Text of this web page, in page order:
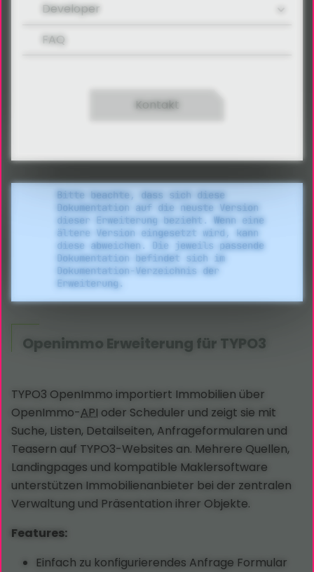
Bitte beachte, dass sich diese
Dokumentation auf die neuste Version
dieser Erweiterung bezieht. Wenn eine
ältere Version eingesetzt wird, kann
diese abweichen. Die jeweils passende
Dokumentation befindet sich im
Dokumentation-Verzeichnis der
Erweiterung.
Openimmo Erweiterung für TYPO3
TYPO3 OpenImmo importiert Immobilien über
OpenImmo-API oder Scheduler und zeigt sie mit
Suche, Listen, Detailseiten, Anfrageformularen und
Teasern auf TYPO3-Websites an. Mehrere Quellen,
Landingpages und kompatible Maklersoftware
unterstützen Immobilienanbieter bei der zentralen
Verwaltung und Präsentation ihrer Objekte.
Features:
Einfach zu konfigurierendes Anfrage Formular
Developer
FAQ
Kontakt